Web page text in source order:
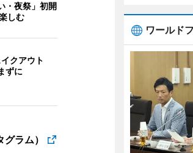
・夜祭」初開
しむ
クアウト
ずに
ラム）
ワールド